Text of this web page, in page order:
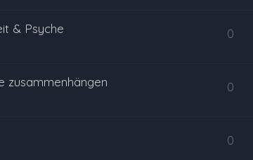
& Psyche 0
zusammenhängen 0
0